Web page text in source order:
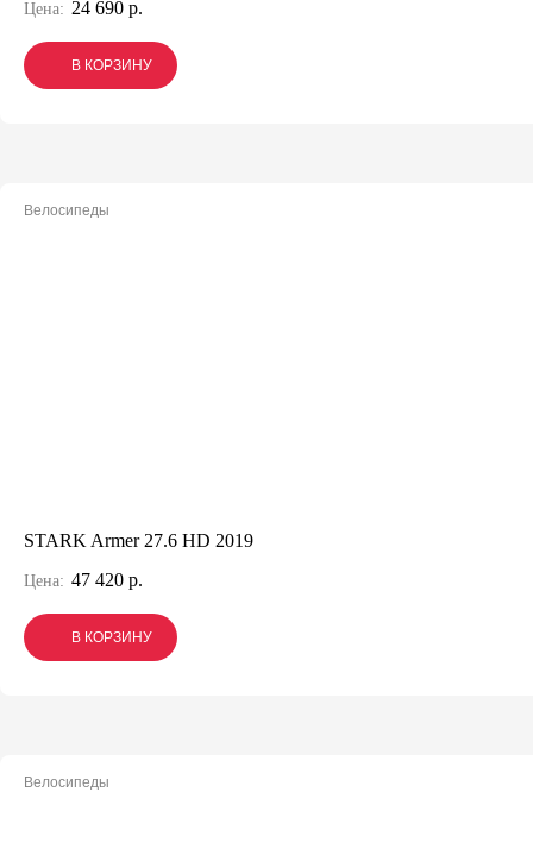
Цена: 24 690 р.
В КОРЗИНУ
В КОРЗИНУ
В КОРЗИНУ
Велосипеды
STARK Armer 27.6 HD 2019
Цена: 47 420 р.
В КОРЗИНУ
В КОРЗИНУ
В КОРЗИНУ
Велосипеды